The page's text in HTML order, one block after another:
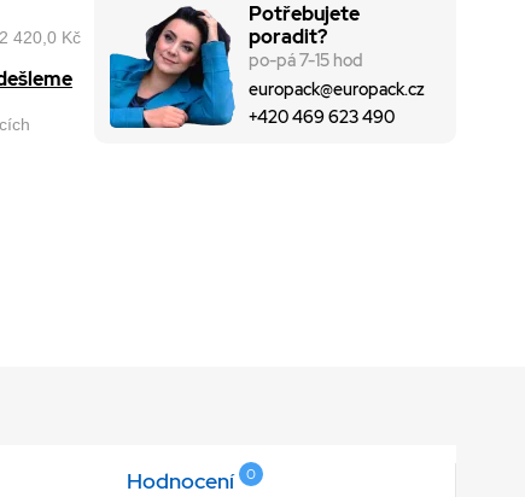
420,0 Kč
Potřebujete
poradit?
po-pá 7-15 hod
europack@europack.cz
+420 469 623 490
Hodnocení 0